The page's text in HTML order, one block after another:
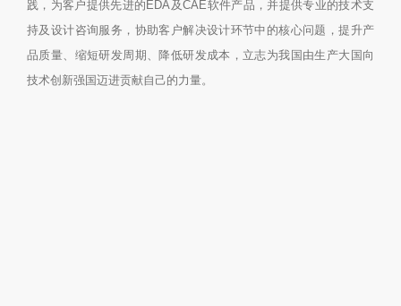
践，为客户提供先进的EDA及CAE软件产品，并提供专业的技术支
持及设计咨询服务，协助客户解决设计环节中的核心问题，提升产
品质量、缩短研发周期、降低研发成本，立志为我国由生产大国向
技术创新强国迈进贡献自己的力量。